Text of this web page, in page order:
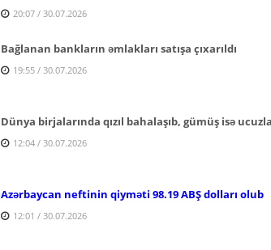
20:07 / 30.07.2026
Bağlanan bankların əmlakları satışa çıxarıldı
19:55 / 30.07.2026
Dünya birjalarında qızıl bahalaşıb, gümüş isə
12:04 / 30.07.2026
Azərbaycan neftinin qiyməti 98.19 ABŞ dolları olub
12:01 / 30.07.2026